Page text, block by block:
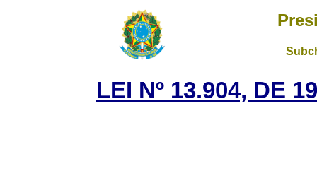
LEI Nº 13.904, DE